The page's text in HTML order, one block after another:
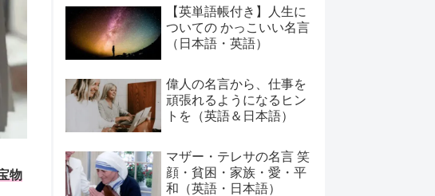
物
【英単語帳付き】人生に
ついての かっこいい名言
（日本語・英語）
偉人の名言から、仕事を
頑張れるようになるヒン
トを（英語＆日本語）
マザー・テレサの名言 笑
顔・貧困・家族・愛・平
和（英語・日本語）